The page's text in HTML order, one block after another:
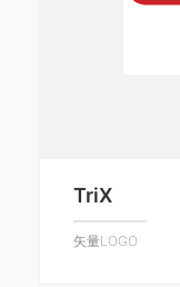
TriX
矢量LOGO